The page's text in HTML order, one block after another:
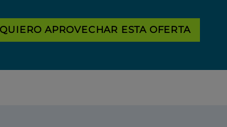
QUIERO APROVECHAR ESTA OFERTA